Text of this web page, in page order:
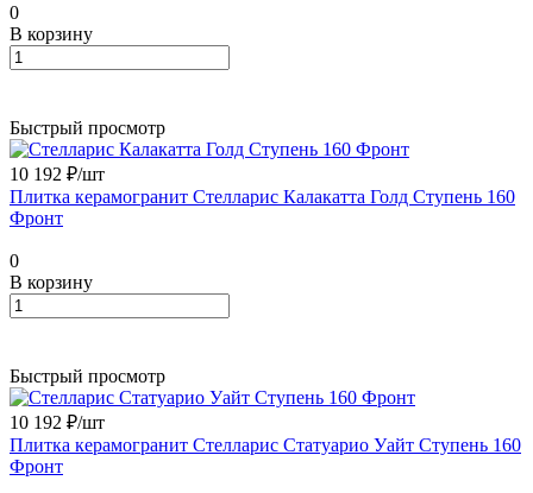
0
В корзину
Быстрый просмотр
10 192 ₽/шт
Плитка керамогранит Стелларис Калакатта Голд Ступень 160
Фронт
0
В корзину
Быстрый просмотр
10 192 ₽/шт
Плитка керамогранит Стелларис Статуарио Уайт Ступень 160
Фронт